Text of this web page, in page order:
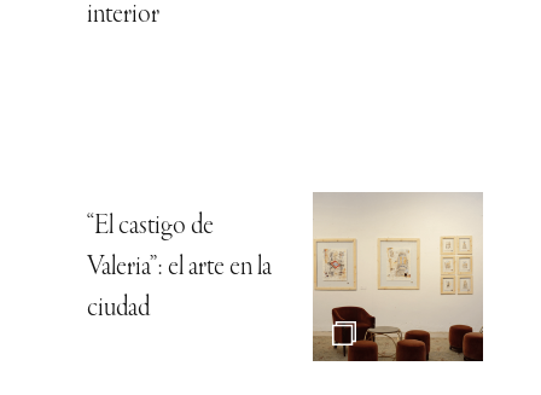
interior
“El castigo de
Valeria”: el arte en la
ciudad